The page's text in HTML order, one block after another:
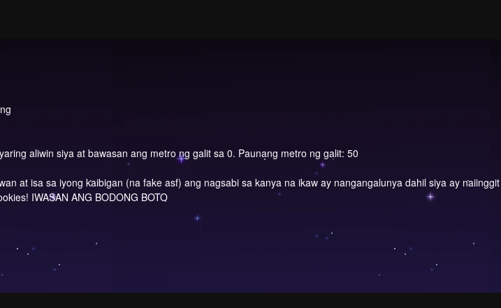
aliwin siya at bawasan ang metro ng galit sa 0. Paunang metro ng galit: 50
at isa sa iyong kaibigan (na fake asf) ang nagsabi sa kanya na ikaw ay nangangalunya dahil siya ay naiinggit
IWASAN ANG BODONG BOTO